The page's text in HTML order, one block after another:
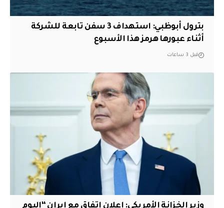
بترول أبوظبي: استهداف 3 سفن تابعة للشركة
أثناء عبورها هرمز هذا الأسبوع
قبل 3 ساعات
وزير الخزانة الأمريكي: إعلان اتفاق مع إيران “اليوم